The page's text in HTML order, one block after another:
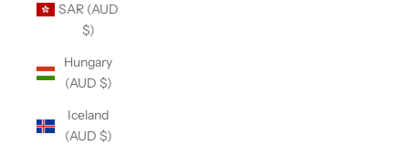
SAR (AUD
$)
Hungary
(AUD $)
Iceland
(AUD $)